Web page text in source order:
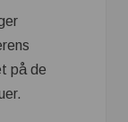
på de